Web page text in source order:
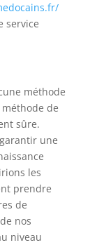
service
méthode
de
sûre.
une
les
prendre
de
nos
niveau